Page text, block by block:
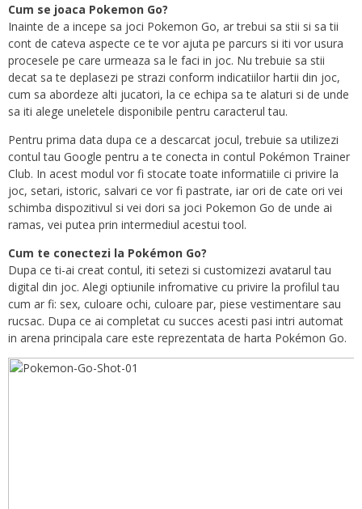
Cum se joaca Pokemon Go?
Inainte de a incepe sa joci Pokemon Go, ar trebui sa stii si sa tii
cont de cateva aspecte ce te vor ajuta pe parcurs si iti vor usura
procesele pe care urmeaza sa le faci in joc. Nu trebuie sa stii
decat sa te deplasezi pe strazi conform indicatiilor hartii din joc,
cum sa abordeze alti jucatori, la ce echipa sa te alaturi si de unde
sa iti alege uneletele disponibile pentru caracterul tau.
Pentru prima data dupa ce a descarcat jocul, trebuie sa utilizezi
contul tau Google pentru a te conecta in contul Pokémon Trainer
Club. In acest modul vor fi stocate toate informatiile ci privire la
joc, setari, istoric, salvari ce vor fi pastrate, iar ori de cate ori vei
schimba dispozitivul si vei dori sa joci Pokemon Go de unde ai
ramas, vei putea prin intermediul acestui tool.
Cum te conectezi la Pokémon Go?
Dupa ce ti-ai creat contul, iti setezi si customizezi avatarul tau
digital din joc. Alegi optiunile infromative cu privire la profilul tau
cum ar fi: sex, culoare ochi, culoare par, piese vestimentare sau
rucsac. Dupa ce ai completat cu succes acesti pasi intri automat
in arena principala care este reprezentata de harta Pokémon Go.